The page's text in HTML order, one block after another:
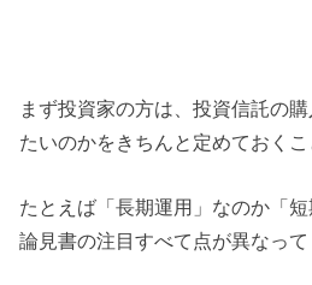
まず投資家の方は、投資信託の
たいのかをきちんと定めておくこ
たとえば「長期運用」なのか「
論見書の注目すべて点が異なって